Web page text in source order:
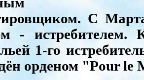
С
- истребителем.
1-го
орденом "Pour le